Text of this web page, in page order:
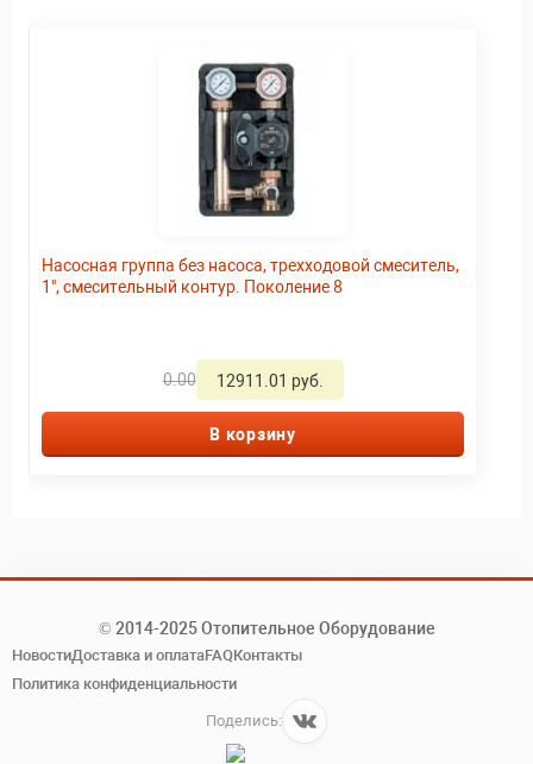
Насосная группа без насоса, трехходовой смеситель,
1", смесительный контур. Поколение 8
0.00 12911.01 руб.
В корзину
© 2014-2025 Отопительное Оборудование
НовостиДоставка и оплатаFAQКонтакты
Политика конфиденциальности
Поделись: